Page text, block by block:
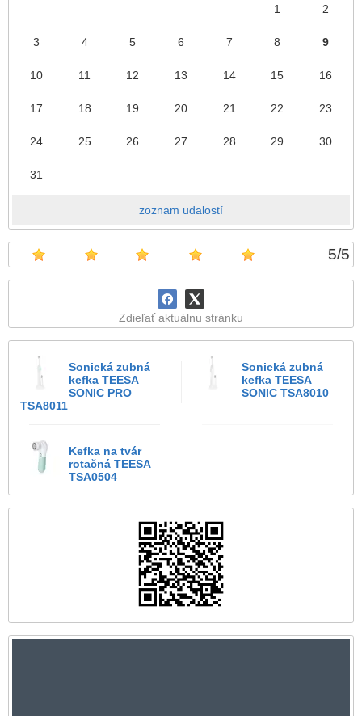
1 2
3 4 5 6 7 8 9
10 11 12 13 14 15 16
17 18 19 20 21 22 23
24 25 26 27 28 29 30
31
zoznam udalostí
5/5
Zdieľať aktuálnu stránku
Sonická zubná
kefka TEESA
SONIC PRO
TSA8011
Sonická zubná
kefka TEESA
SONIC TSA8010
Kefka na tvár
rotačná TEESA
TSA0504